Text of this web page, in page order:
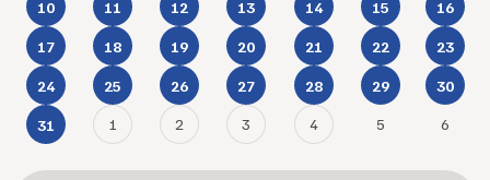
10 11 12 13 14 15 16
17 18 19 20 21 22 23
24 25 26 27 28 29 30
31 1 2 3 4 5 6